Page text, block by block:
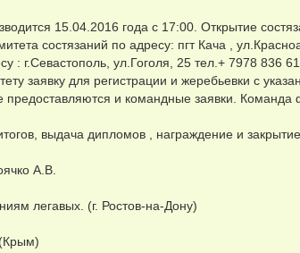
15.04.2016 года с 17:00. Открытие
состязаний по адресу: пгт Кача ,
: г.Севастополь, ул.Гоголя, 25 тел.+ 7978 836
заявку для регистрации и жеребьевки с
и командные заявки. Команда
выдача дипломов , награждение и
А.В.
легавых. (г. Ростов-на-Дону)